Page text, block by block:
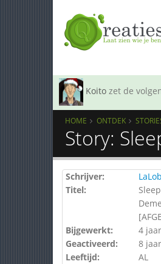
Koito zet de
HOME ONTDEK
Story:
Schrijver:
Titel:
Bijgewerkt:
4
Geactiveerd:
8
Leeftijd:
AL